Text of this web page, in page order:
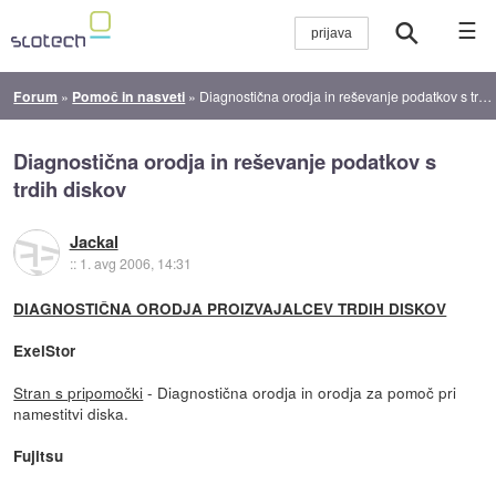
☰
Forum » Pomoč in nasveti » Diagnostična orodja in reševanje podatkov s trdih diskov
Diagnostična orodja in reševanje podatkov s
trdih diskov
Jackal
:: 1. avg 2006, 14:31
DIAGNOSTIČNA ORODJA PROIZVAJALCEV TRDIH DISKOV
ExelStor
Stran s pripomočki - Diagnostična orodja in orodja za pomoč pri
namestitvi diska.
Fujitsu